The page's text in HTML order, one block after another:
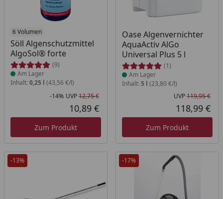
6 Volumen
Söll Algenschutzmittel
AlgoSol® forte
(9)
Produkt am Lager
Am Lager
Inhalt: 0,25 l (43,56 €/l)
Rabatt in Prozent
-14%
Ursprünglicher Preis
UVP12,75 €
Aktueller Preis
10,89 €
Zum Produkt
Oase Algenvernichter
AquaActiv AlGo
Universal Plus 5 l
(1)
Produkt am Lager
Am Lager
Inhalt: 5 l (23,80 €/l)
UVP119,95 €
118,99 €
Zum Produkt
-13% -17%